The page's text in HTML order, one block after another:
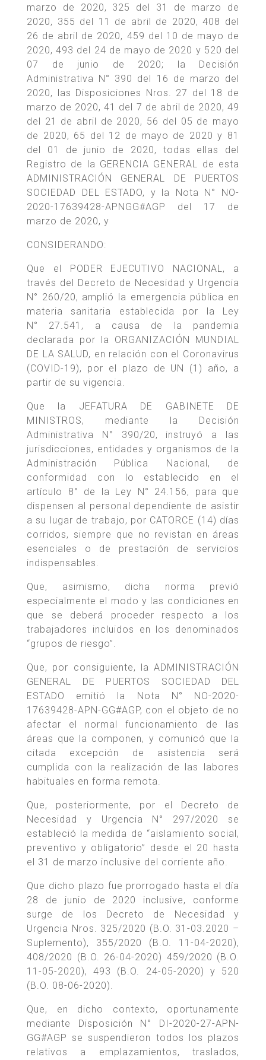
marzo de 2020, 325 del 31 de marzo de
2020, 355 del 11 de abril de 2020, 408 del
26 de abril de 2020, 459 del 10 de mayo de
2020, 493 del 24 de mayo de 2020 y 520 del
07 de junio de 2020; la Decisión
Administrativa N° 390 del 16 de marzo del
2020, las Disposiciones Nros. 27 del 18 de
marzo de 2020, 41 del 7 de abril de 2020, 49
del 21 de abril de 2020, 56 del 05 de mayo
de 2020, 65 del 12 de mayo de 2020 y 81
del 01 de junio de 2020, todas ellas del
Registro de la GERENCIA GENERAL de esta
ADMINISTRACIÓN GENERAL DE PUERTOS
SOCIEDAD DEL ESTADO, y la Nota N° NO-
2020-17639428-APNGG#AGP del 17 de
marzo de 2020, y
CONSIDERANDO:
Que el PODER EJECUTIVO NACIONAL, a
través del Decreto de Necesidad y Urgencia
N° 260/20, amplió la emergencia pública en
materia sanitaria establecida por la Ley
N° 27.541, a causa de la pandemia
declarada por la ORGANIZACIÓN MUNDIAL
DE LA SALUD, en relación con el Coronavirus
(COVID-19), por el plazo de UN (1) año, a
partir de su vigencia.
Que la JEFATURA DE GABINETE DE
MINISTROS, mediante la Decisión
Administrativa N° 390/20, instruyó a las
jurisdicciones, entidades y organismos de la
Administración Pública Nacional, de
conformidad con lo establecido en el
artículo 8° de la Ley N° 24.156, para que
dispensen al personal dependiente de asistir
a su lugar de trabajo, por CATORCE (14) días
corridos, siempre que no revistan en áreas
esenciales o de prestación de servicios
indispensables.
Que, asimismo, dicha norma previó
especialmente el modo y las condiciones en
que se deberá proceder respecto a los
trabajadores incluidos en los denominados
“grupos de riesgo”.
Que, por consiguiente, la ADMINISTRACIÓN
GENERAL DE PUERTOS SOCIEDAD DEL
ESTADO emitió la Nota N° NO-2020-
17639428-APN-GG#AGP, con el objeto de no
afectar el normal funcionamiento de las
áreas que la componen, y comunicó que la
citada excepción de asistencia será
cumplida con la realización de las labores
habituales en forma remota.
Que, posteriormente, por el Decreto de
Necesidad y Urgencia N° 297/2020 se
estableció la medida de “aislamiento social,
preventivo y obligatorio” desde el 20 hasta
el 31 de marzo inclusive del corriente año.
Que dicho plazo fue prorrogado hasta el día
28 de junio de 2020 inclusive, conforme
surge de los Decreto de Necesidad y
Urgencia Nros. 325/2020 (B.O. 31-03.2020 –
Suplemento), 355/2020 (B.O. 11-04-2020),
408/2020 (B.O. 26-04-2020) 459/2020 (B.O.
11-05-2020), 493 (B.O. 24-05-2020) y 520
(B.O. 08-06-2020).
Que, en dicho contexto, oportunamente
mediante Disposición N° DI-2020-27-APN-
GG#AGP se suspendieron todos los plazos
relativos a emplazamientos, traslados,